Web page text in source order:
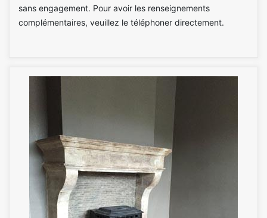
sans engagement. Pour avoir les renseignements
complémentaires, veuillez le téléphoner directement.